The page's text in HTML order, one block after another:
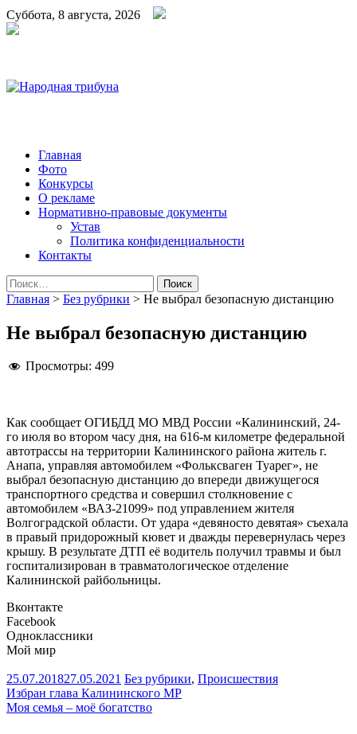
Суббота, 8 августа, 2026
Народная трибуна
Калининская районная газета
Главная
Фото
Конкурсы
О рекламе
Нормативно-правовые документы
Устав
Политика конфиденциальности
Контакты
Найти:
Главная > Без рубрики > Не выбрал безопасную дистанцию
Не выбрал безопасную дистанцию
Просмотры: 499
Как сообщает ОГИБДД МО МВД России «Калининский, 24-
го июля во втором часу дня, на 616-м километре федеральной
автотрассы на территории Калининского района житель г.
Анапа, управляя автомобилем «Фольксваген Туарег», не
выбрал безопасную дистанцию до впереди движущегося
транспортного средства и совершил столкновение с
автомобилем «ВАЗ-21099» под управлением жителя
Волгоградской области. От удара «девяносто девятая» съехала
в правый придорожный кювет и дважды перевернулась через
крышу. В результате ДТП её водитель получил травмы и был
госпитализирован в травматологическое отделение
Калининской райбольницы.
Вконтакте
Facebook
Одноклассники
Мой мир
25.07.201827.05.2021 Без рубрики, Происшествия
Навигация
по
Избран глава Калининского МР
Моя семья – моё богатство